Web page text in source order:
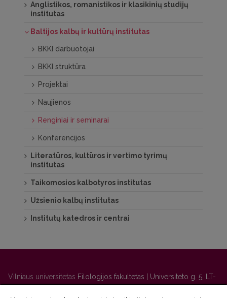
Anglistikos, romanistikos ir klasikinių studijų
institutas
Baltijos kalbų ir kultūrų institutas
BKKI darbuotojai
BKKI struktūra
Projektai
Naujienos
Renginiai ir seminarai
Konferencijos
Literatūros, kultūros ir vertimo tyrimų
institutas
Taikomosios kalbotyros institutas
Užsienio kalbų institutas
Institutų katedros ir centrai
Vilniaus universitetas Filologijos fakultetas | Universiteto g. 5, LT-
01131 Vilnius